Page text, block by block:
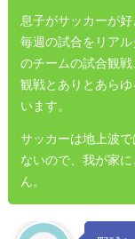
息子がサッカーが
毎週の試合をリア
のチームの試合観
観戦とありとあら
います。
サッカーは地上波
ないので、我が家
ん。